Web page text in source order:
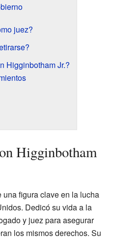
juez?
Higginbotham Jr.?
Higginbotham
figura clave en la lucha
Dedicó su vida a la
y juez para asegurar
los mismos derechos. Su